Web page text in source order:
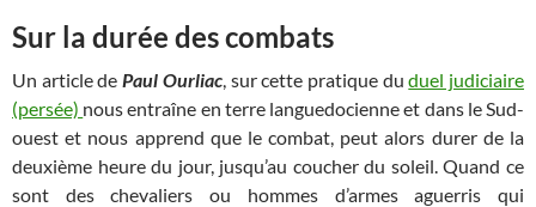
Sur la durée des combats
Un article de Paul Ourliac, sur cette pratique duduel judiciaire
(persée) nous entraîne en terre languedocienne et dans le Sud-
ouest et nous apprend que le combat, peut alors durer de la
deuxième heure du jour, jusqu’au coucher du soleil. Quand ce
sont des chevaliers ou hommes d’armes aguerris qui